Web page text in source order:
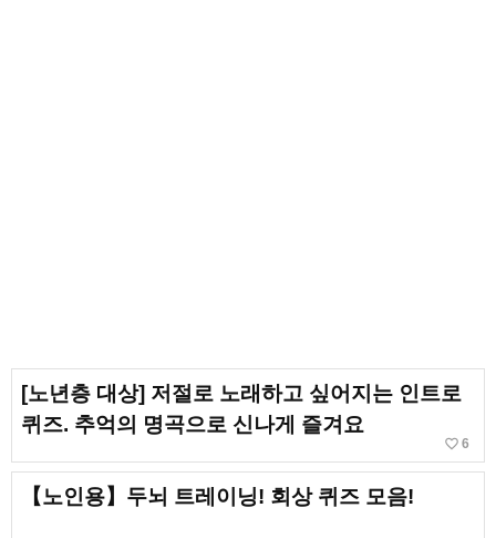
[노년층 대상] 저절로 노래하고 싶어지는 인트로
퀴즈. 추억의 명곡으로 신나게 즐겨요
favorite_border 6
【노인용】두뇌 트레이닝! 회상 퀴즈 모음!